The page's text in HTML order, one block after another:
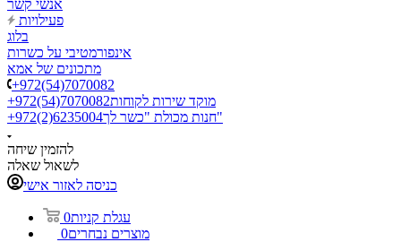
אנשי קשר
פעילויות
בלוג
אינפורמטיבי על כשרות
מתכונים של אמא
+972(54)7070082
+972(54)7070082מוקד שירות לקוחות
+972(2)6235004
חנות מכולת "כשר לך"
להזמין שיחה
לשאול שאלה
כניסה לאזור אישי
עגלת קניות0
מוצרים נבחרים0